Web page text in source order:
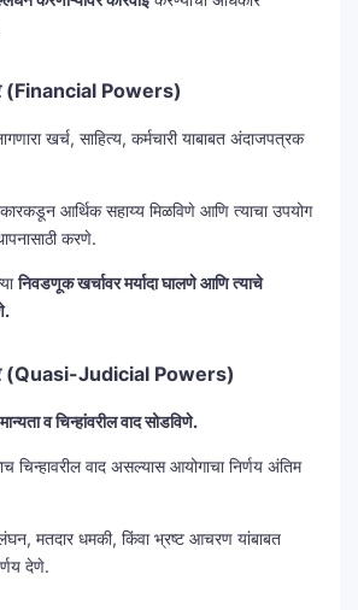
(Financial Powers)
खर्च, साहित्य, कर्मचारी याबाबत अंदाजपत्रक
आर्थिक सहाय्य मिळविणे आणि त्याचा उपयोग
करणे.
निवडणूक खर्चावर मर्यादा घालणे आणि त्याचे
(Quasi-Judicial Powers)
व चिन्हांवरील वाद सोडविणे.
चिन्हावरील वाद असल्यास आयोगाचा निर्णय अंतिम
मतदार धमकी, किंवा भ्रष्ट आचरण यांबाबत
देणे.